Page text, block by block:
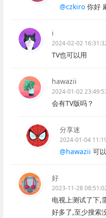
@czkiro 你好
i
2024-02-02
TV也可以用
hawazii
2024-01-02
会有TV版吗？
分享迷
2024-01-04
@hawazii 可
好
2023-11-28
电视上测试了下,
好多了,至少搜索